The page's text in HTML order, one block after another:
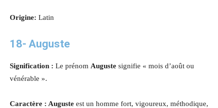
Origine: Latin
18- Auguste
Signification : Le prénom Auguste signifie « mois d’août ou
vénérable ».
Caractère : Auguste est un homme fort, vigoureux, méthodique,